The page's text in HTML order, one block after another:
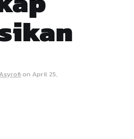
on April 25,